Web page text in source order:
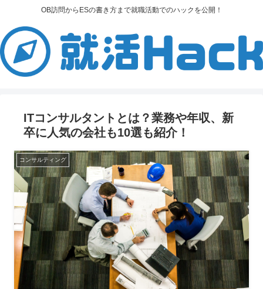
OB訪問からESの書き方まで就職活動でのハックを公開！
ITコンサルタントとは？業務や年収、新
卒に人気の会社も10選も紹介！
コンサルティング